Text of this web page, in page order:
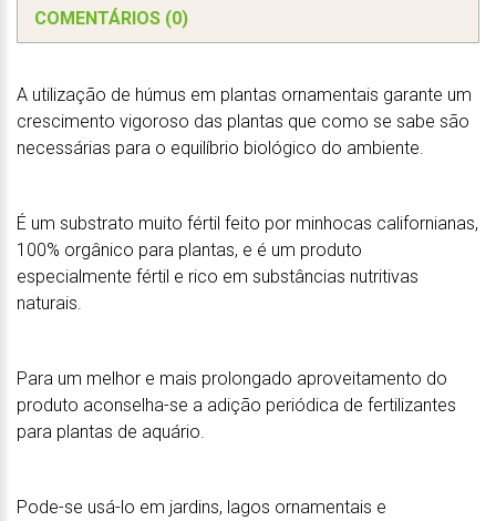
COMENTÁRIOS (0)
A utilização de húmus em plantas ornamentais garante um
crescimento vigoroso das plantas que como se sabe são
necessárias para o equilíbrio biológico do ambiente.
É um substrato muito fértil feito por minhocas californianas,
100% orgânico para plantas, e é um produto
especialmente fértil e rico em substâncias nutritivas
naturais.
Para um melhor e mais prolongado aproveitamento do
produto aconselha-se a adição periódica de fertilizantes
para plantas de aquário.
Pode-se usá-lo em jardins, lagos ornamentais e